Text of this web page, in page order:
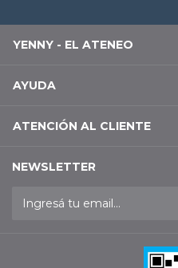
YENNY - EL ATENEO
AYUDA
ATENCIÓN AL CLIENTE
NEWSLETTER